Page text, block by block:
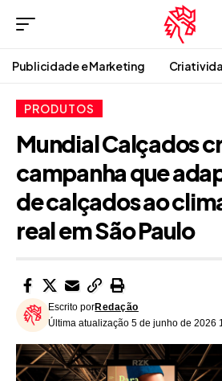
Publicidade e Marketing
PRODUTOS
Mundial Calçados
campanha que
de calçados ao
real em São Paulo
Última atualização 5 de junho de 2026
Escrito porRedação